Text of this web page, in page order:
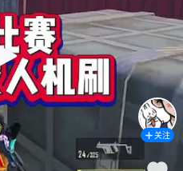
关注